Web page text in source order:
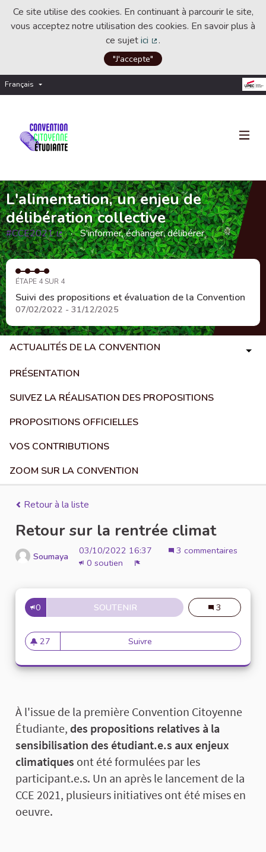
Ce site utilise des cookies. En continuant à parcourir le site,
vous acceptez notre utilisation des cookies. En savoir plus à
ce sujetici
(Lien externe)
.
"J'accepte"
Français Choisir la langue
L'alimentation, un enjeu de
délibération collective
#CCE2021
(Lien externe)
S'informer, échanger, délibérer
ÉTAPE 4 SUR 4
Suivi des propositions et évaluation de la Convention
07/02/2022 - 31/12/2025
ACTUALITÉS DE LA CONVENTION
PRÉSENTATION
SUIVEZ LA RÉALISATION DES PROPOSITIONS
PROPOSITIONS OFFICIELLES
VOS CONTRIBUTIONS
ZOOM SUR LA CONVENTION
Retour à la liste
Retour sur la rentrée climat
Soumaya
03/10/2022 16:37
3 commentaires
0 soutien
0 SOUTENIR RETOUR SUR LA RENTRÉE
3
27
27 abonnés
Suivre Retour sur la rentrée climat
À l'issue de la première Convention Citoyenne
Étudiante, des propositions relatives à la
sensibilisation des étudiant.e.s aux enjeux
climatiques ont été formulées par les
participant.e.s. Un an après le lancement de la
CCE 2021, plusieurs initiatives ont été mises en
oeuvre.